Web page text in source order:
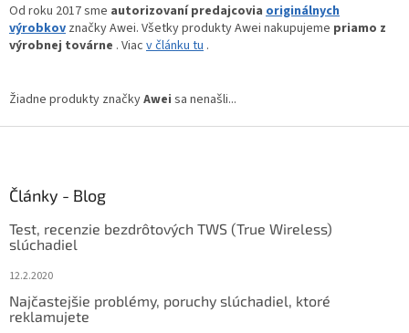
Od roku 2017 sme autorizovaní predajcovia originálnych
výrobkov značky Awei. Všetky produkty Awei nakupujeme priamo z
výrobnej továrne . Viac v článku tu .
Žiadne produkty značkyAwei sa nenašli...
Články - Blog
Test, recenzie bezdrôtových TWS (True Wireless)
slúchadiel
12.2.2020
Najčastejšie problémy, poruchy slúchadiel, ktoré
reklamujete